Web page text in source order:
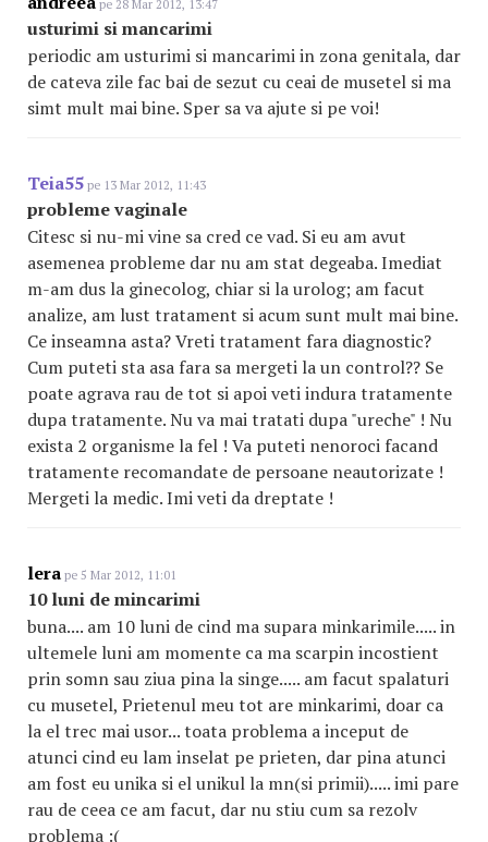
pe 28 Mar 2012, 13:47
usturimi si mancarimi
periodic am usturimi si mancarimi in zona genitala, dar
de cateva zile fac bai de sezut cu ceai de musetel si ma
simt mult mai bine. Sper sa va ajute si pe voi!
Teia55 pe 13 Mar 2012, 11:43
probleme vaginale
Citesc si nu-mi vine sa cred ce vad. Si eu am avut
asemenea probleme dar nu am stat degeaba. Imediat
m-am dus la ginecolog, chiar si la urolog; am facut
analize, am lust tratament si acum sunt mult mai bine.
Ce inseamna asta? Vreti tratament fara diagnostic?
Cum puteti sta asa fara sa mergeti la un control?? Se
poate agrava rau de tot si apoi veti indura tratamente
dupa tratamente. Nu va mai tratati dupa "ureche" ! Nu
exista 2 organisme la fel ! Va puteti nenoroci facand
tratamente recomandate de persoane neautorizate !
Mergeti la medic. Imi veti da dreptate !
lera pe 5 Mar 2012, 11:01
10 luni de mincarimi
buna.... am 10 luni de cind ma supara minkarimile..... in
ultemele luni am momente ca ma scarpin incostient
prin somn sau ziua pina la singe..... am facut spalaturi
cu musetel, Prietenul meu tot are minkarimi, doar ca
la el trec mai usor... toata problema a inceput de
atunci cind eu lam inselat pe prieten, dar pina atunci
am fost eu unika si el unikul la mn(si primii)..... imi pare
rau de ceea ce am facut, dar nu stiu cum sa rezolv
problema :(